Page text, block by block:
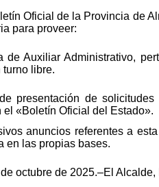
Oficial de la Provincia de
para proveer:
de Auxiliar Administrativo,
libre.
presentación de
el «Boletín Oficial del Estado».
anuncios referentes a
en las propias bases.
octubre de 2025.–El